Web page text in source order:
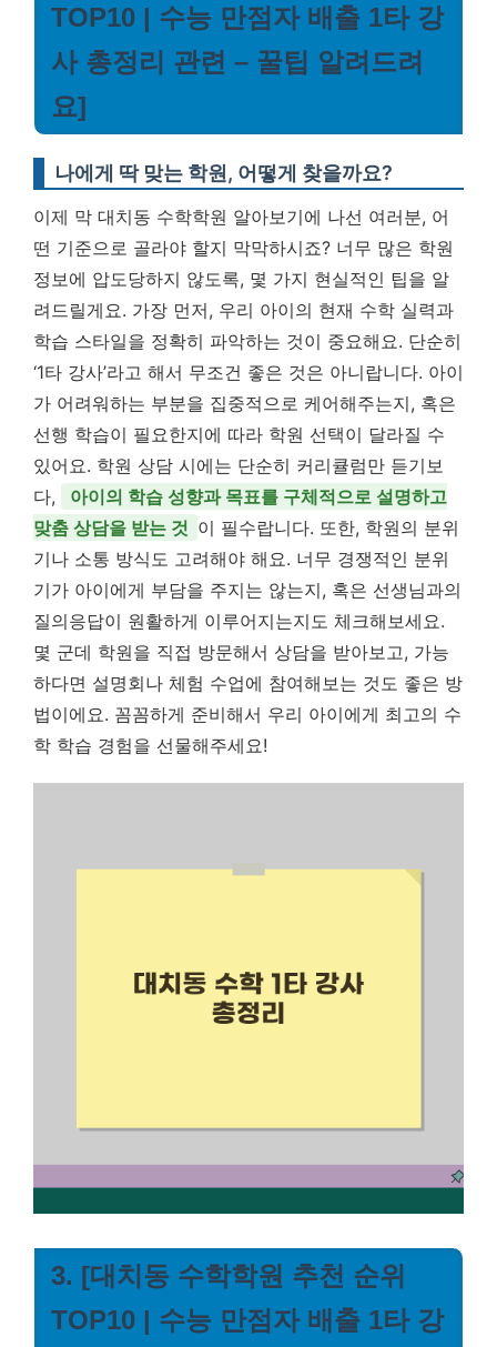
TOP10 | 수능 만점자 배출 1타 강
사 총정리 관련 – 꿀팁 알려드려
요]
나에게 딱 맞는 학원, 어떻게 찾을까요?
이제 막 대치동 수학학원 알아보기에 나선 여러분, 어
떤 기준으로 골라야 할지 막막하시죠? 너무 많은 학원
정보에 압도당하지 않도록, 몇 가지 현실적인 팁을 알
려드릴게요. 가장 먼저, 우리 아이의 현재 수학 실력과
학습 스타일을 정확히 파악하는 것이 중요해요. 단순히
‘1타 강사’라고 해서 무조건 좋은 것은 아니랍니다. 아이
가 어려워하는 부분을 집중적으로 케어해주는지, 혹은
선행 학습이 필요한지에 따라 학원 선택이 달라질 수
있어요. 학원 상담 시에는 단순히 커리큘럼만 듣기보
다,
아이의 학습 성향과 목표를 구체적으로 설명하고
맞춤 상담을 받는 것 이 필수랍니다. 또한, 학원의 분위
기나 소통 방식도 고려해야 해요. 너무 경쟁적인 분위
기가 아이에게 부담을 주지는 않는지, 혹은 선생님과의
질의응답이 원활하게 이루어지는지도 체크해보세요.
몇 군데 학원을 직접 방문해서 상담을 받아보고, 가능
하다면 설명회나 체험 수업에 참여해보는 것도 좋은 방
법이에요. 꼼꼼하게 준비해서 우리 아이에게 최고의 수
학 학습 경험을 선물해주세요!
3. [대치동 수학학원 추천 순위
TOP10 | 수능 만점자 배출 1타 강